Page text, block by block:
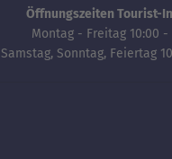
Öffnungszeiten Tourist-
Montag - Freitag 10:00 -
Samstag, Sonntag, Feiertag